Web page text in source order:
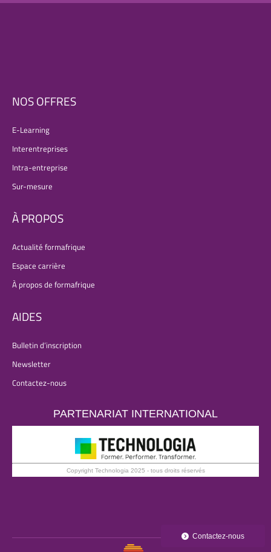
Contactez-nous
NOS OFFRES
E-Learning
Interentreprises
Intra-entreprise
Sur-mesure
À PROPOS
Actualité formafrique
Espace carrière
À propos de formafrique
AIDES
Bulletin d’inscription
Newsletter
Contactez-nous
PARTENARIAT INTERNATIONAL
Copyright Technologia 2025 - tous droits réservés